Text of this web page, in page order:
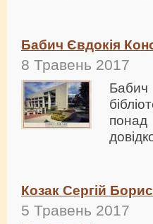
Бабич Євдокія
8 Травень 2017
Козак Сергій
5 Травень 2017